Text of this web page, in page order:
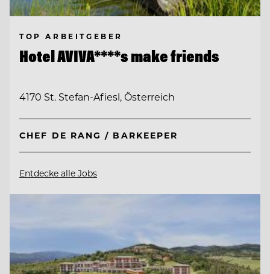
TOP ARBEITGEBER
Hotel AVIVA****s make friends
4170 St. Stefan-Afiesl, Österreich
CHEF DE RANG / BARKEEPER
Entdecke alle Jobs